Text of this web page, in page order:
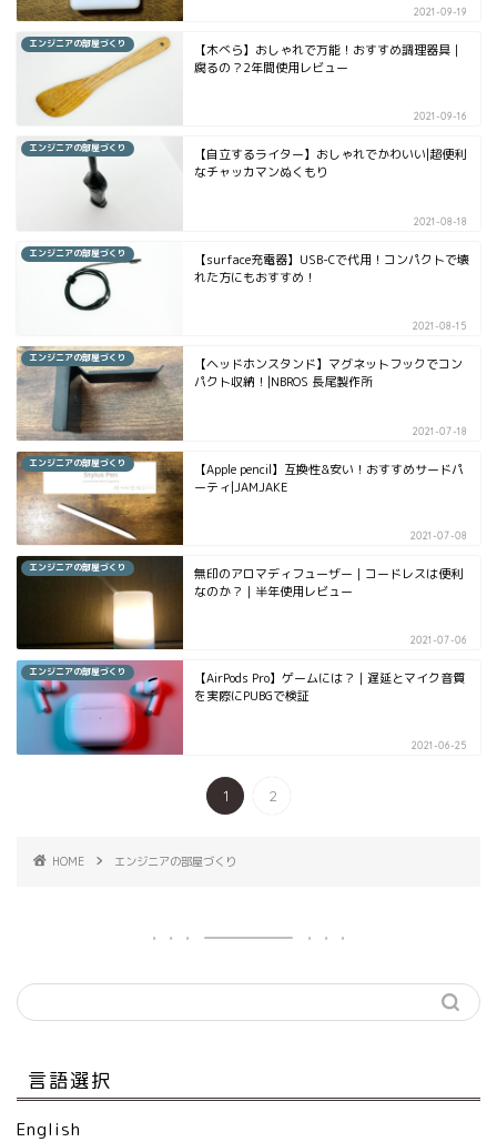
2021-09-19
エンジニアの部屋づくり
【木べら】おしゃれで万能！おすすめ調理器具｜
腐るの？2年間使用レビュー
2021-09-16
エンジニアの部屋づくり
【自立するライター】おしゃれでかわいい|超便利
なチャッカマンぬくもり
2021-08-18
エンジニアの部屋づくり
【surface充電器】USB-Cで代用！コンパクトで壊
れた方にもおすすめ！
2021-08-15
エンジニアの部屋づくり
【ヘッドホンスタンド】マグネットフックでコン
パクト収納！|NBROS 長尾製作所
2021-07-18
エンジニアの部屋づくり
【Apple pencil】互換性&安い！おすすめサードパ
ーティ|JAMJAKE
2021-07-08
エンジニアの部屋づくり
無印のアロマディフューザー｜コードレスは便利
なのか？｜半年使用レビュー
2021-07-06
エンジニアの部屋づくり
【AirPods Pro】ゲームには？｜遅延とマイク音質
を実際にPUBGで検証
2021-06-25
1 2
HOME エンジニアの部屋づくり
言語選択
English